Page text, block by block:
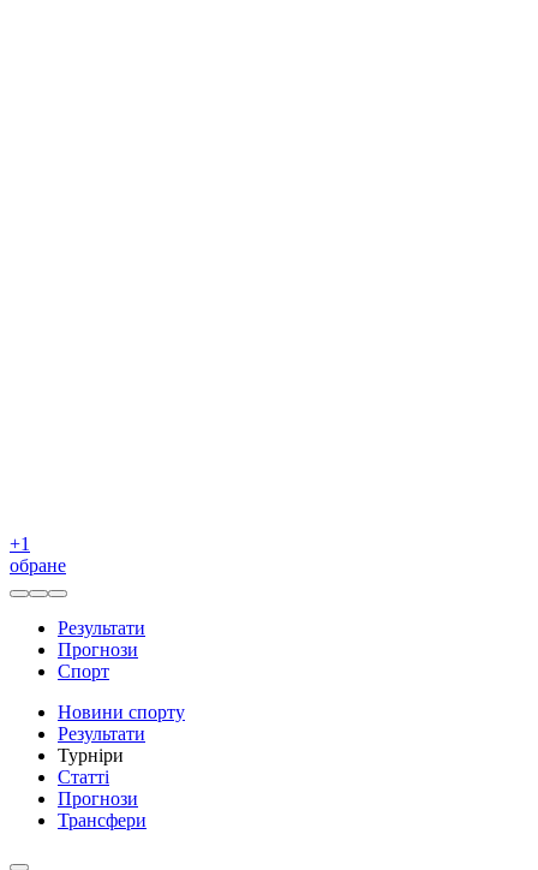
+1
обране
Результати
Прогнози
Спорт
Новини спорту
Результати
Турніри
Статті
Прогнози
Трансфери